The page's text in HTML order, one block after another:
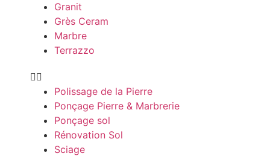
Granit
Grès Ceram
Marbre
Terrazzo
Polissage de la Pierre
Ponçage Pierre & Marbrerie
Ponçage sol
Rénovation Sol
Sciage